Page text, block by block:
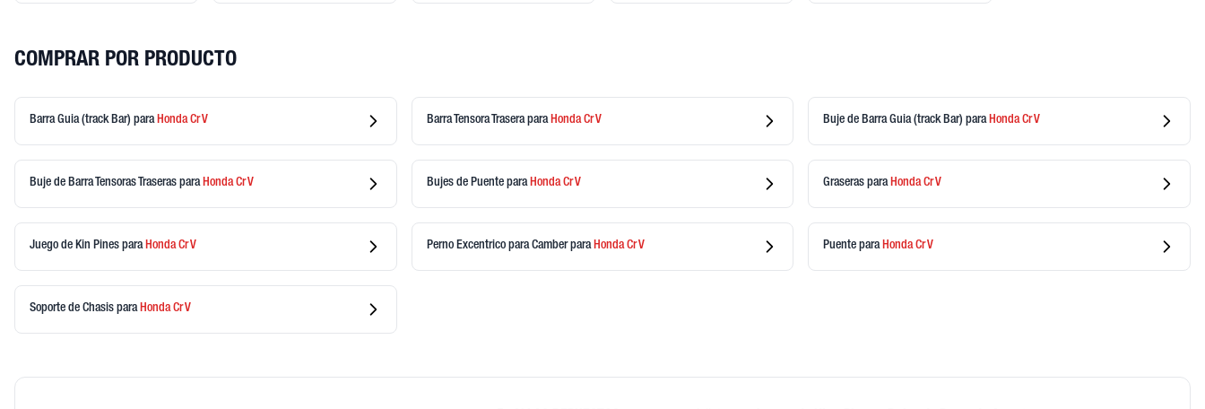
COMPRAR POR PRODUCTO
Barra Guia (track Bar) paraHondaCr V Barra Tensora Trasera paraHondaCr V Buje de Barra Guia (track Bar) paraHondaCr V
Buje de Barra Tensoras Traseras paraHondaCr V Bujes de Puente paraHondaCr V Graseras paraHondaCr V
Juego de Kin Pines paraHondaCr V Perno Excentrico para Camber paraHondaCr V Puente paraHondaCr V
Soporte de Chasis paraHondaCr V